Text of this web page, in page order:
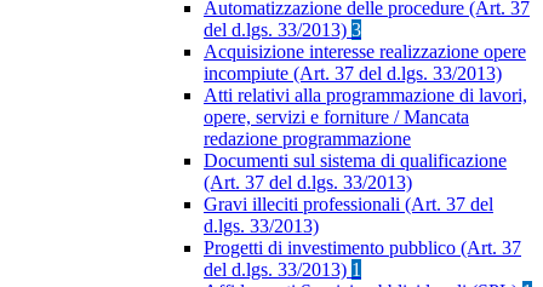
Automatizzazione delle procedure (Art. 37
del d.lgs. 33/2013) 3
Acquisizione interesse realizzazione opere
incompiute (Art. 37 del d.lgs. 33/2013)
Atti relativi alla programmazione di lavori,
opere, servizi e forniture / Mancata
redazione programmazione
Documenti sul sistema di qualificazione
(Art. 37 del d.lgs. 33/2013)
Gravi illeciti professionali (Art. 37 del
d.lgs. 33/2013)
Progetti di investimento pubblico (Art. 37
del d.lgs. 33/2013) 1